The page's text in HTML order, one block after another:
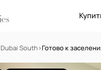
Dubai South›Готово к